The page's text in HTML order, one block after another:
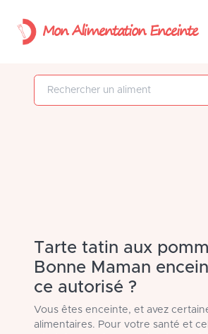
Mon Alimentation Enceinte
Rechercher
Tarte tatin aux
Bonne Maman
ce autorisé ?
Vous êtes enceinte, et avez
alimentaires. Pour votre santé et